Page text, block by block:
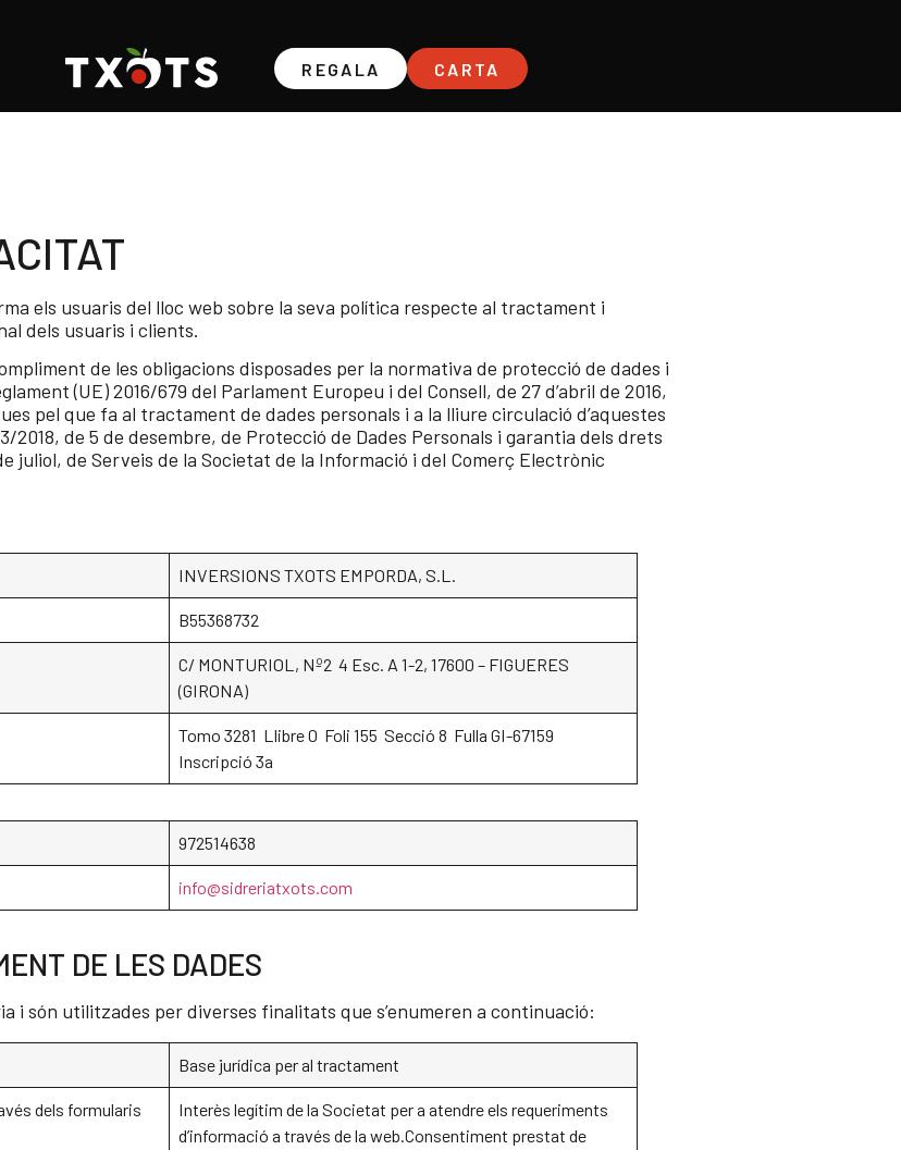
REGALA CARTA
els usuaris del lloc web sobre la seva política respecte al tractament i
dels usuaris i clients.
de les obligacions disposades per la normativa de protecció de dades i
(UE) 2016/679 del Parlament Europeu i del Consell, de 27 d’abril de 2016,
pel que fa al tractament de dades personals i a la lliure circulació d’aquestes
2018, de 5 de desembre, de Protecció de Dades Personals i garantia dels drets
juliol, de Serveis de la Societat de la Informació i del Comerç Electrònic
INVERSIONS TXOTS EMPORDA, S.L.
B55368732
C/ MONTURIOL, Nº2 4 Esc. A 1-2, 17600 – FIGUERES
(GIRONA)
Tomo 3281 Llibre 0 Foli 155 Secció 8 Fulla GI-67159
Inscripció 3a
972514638
info@sidreriatxots.com
DE LES DADES
i són utilitzades per diverses finalitats que s’enumeren a continuació:
Base jurídica per al tractament
dels formularis
Interès legítim de la Societat per a atendre els requeriments
d’informació a través de la web.Consentiment prestat de